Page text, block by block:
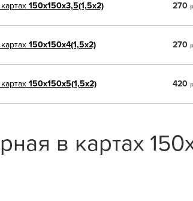
150х150х3,5(1,5х2) 270
150х150х4(1,5х2) 270
150х150х5(1,5х2) 420
в картах